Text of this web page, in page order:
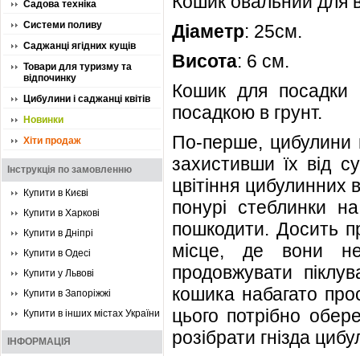
Садова техніка
Системи поливу
Саджанці ягідних кущів
Товари для туризму та
відпочинку
Цибулини і саджанці квітів
Новинки
Хіти продаж
Інструкція по замовленню
Купити в Києві
Купити в Харкові
Купити в Дніпрі
Купити в Одесі
Купити у Львові
Купити в Запоріжжі
Купити в інших містах України
ІНФОРМАЦІЯ
Діаметр: 25см.
Висота: 6 см.
Кошик для посадки
посадкою в грунт.
По-перше, цибулини
захистивши їх від
цвітіння
понурі стеблинки
пошкодити. Досить
місце, де вони
продовжувати
кошика набагато
цього потрібно
розібрати гнізда